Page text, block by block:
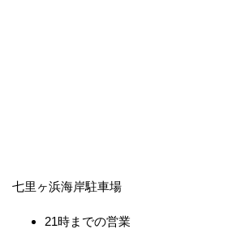
七里ヶ浜海岸駐車場
21時までの営業